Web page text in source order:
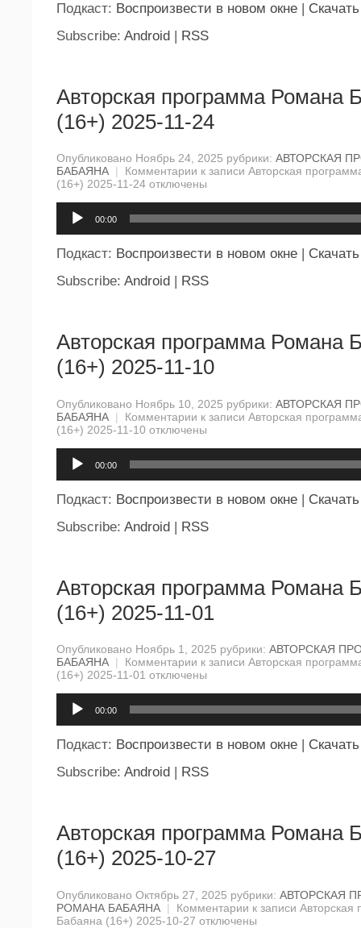
Подкаст: Воспроизвести в новом окне | Скачать
Subscribe: Android | RSS
Авторская программа Романа
(16+) 2025-11-24
Опубликовано Ноябрь 24, 2025 рубрики: АВТОРСКАЯ
БАБАЯНА | Комментарии к записи Авторская
(16+) 2025-11-24 отключены
00:00
Подкаст: Воспроизвести в новом окне | Скачать
Subscribe: Android | RSS
Авторская программа Романа
(16+) 2025-11-10
Опубликовано Ноябрь 10, 2025 рубрики: АВТОРСКАЯ
БАБАЯНА | Комментарии к записи Авторская
(16+) 2025-11-10 отключены
00:00
Подкаст: Воспроизвести в новом окне | Скачать
Subscribe: Android | RSS
Авторская программа Романа
(16+) 2025-11-01
Опубликовано Ноябрь 1, 2025 рубрики: АВТОРСКАЯ
БАБАЯНА | Комментарии к записи Авторская
(16+) 2025-11-01 отключены
00:00
Подкаст: Воспроизвести в новом окне
Скачать
Subscribe: Android RSS
Авторская программа Романа
(16+) 2025-10-27
Опубликовано Октябрь 27, 2025 рубрики: АВТОРСКАЯ
РОМАНА БАБАЯНА | Комментарии к записи
Бабаяна (16+) 2025-10-27 отключены